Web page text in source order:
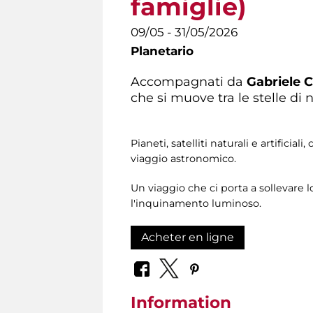
famiglie)
09/05 - 31/05/2026
Planetario
Accompagnati da Gabriele
che si muove tra le stelle di
Pianeti, satelliti naturali e
viaggio astronomico.
Un viaggio che ci porta a sollevare
l'inquinamento luminoso.
Acheter en ligne
Information